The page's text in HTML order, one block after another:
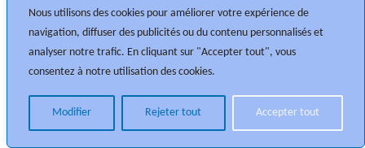
Nous utilisons des cookies pour améliorer votre expérience de
navigation, diffuser des publicités ou du contenu personnalisés et
analyser notre trafic. En cliquant sur "Accepter tout", vous
consentez à notre utilisation des cookies.
Modifier Rejeter tout Accepter tout